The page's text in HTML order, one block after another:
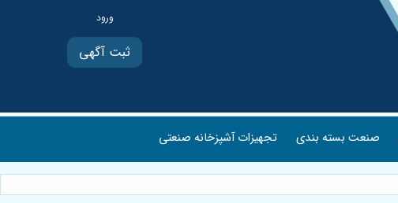
ثبت آگهی
صنعت بسته بندی تجهیزات آشپزخانه صنعتی